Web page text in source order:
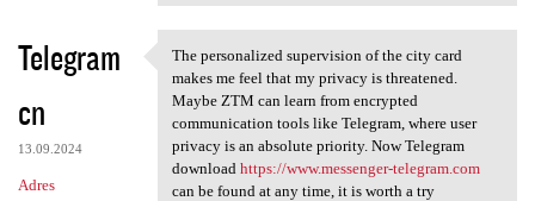
Telegram
cn
13.09.2024
Adres
The personalized supervision
The personalized supervision of the city card
makes me feel that my privacy is threatened.
Maybe ZTM can learn from encrypted
communication tools like Telegram, where user
privacy is an absolute priority. Now Telegram
download https://www.messenger-telegram.com
can be found at any time, it is worth a try